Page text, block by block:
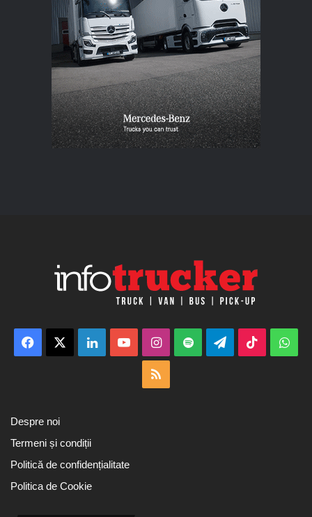
Facebook LinkedInYouTubeInstagram
Spotify TelegramTikTok
Despre noi
Termeni și condiții
Politică de confidențialitate
Politica de Cookie